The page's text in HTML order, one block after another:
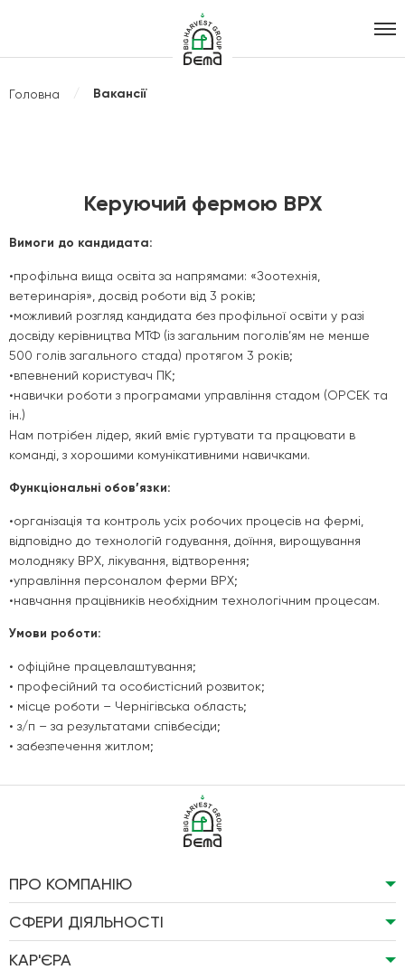
Головна Вакансії
Керуючий фермою ВРХ
Вимоги до кандидата:
•профільна вища освіта за напрямами: «Зоотехнія,
ветеринарія», досвід роботи від 3 років;
•можливий розгляд кандидата без профільної освіти у разі
досвіду керівництва МТФ (із загальним поголів’ям не менше
500 голів загального стада) протягом 3 років;
•впевнений користувач ПК;
•навички роботи з програмами управління стадом (ОРСЕК та
ін.)
Нам потрібен лідер, який вміє гуртувати та працювати в
команді, з хорошими комунікативними навичками.
Функціональні обов’язки:
•організація та контроль усіх робочих процесів на фермі,
відповідно до технологій годування, доїння, вирощування
молодняку ВРХ, лікування, відтворення;
•управління персоналом ферми ВРХ;
•навчання працівників необхідним технологічним процесам.
Умови роботи:
• офіційне працевлаштування;
• професійний та особистісний розвиток;
• місце роботи – Чернігівська область;
• з/п – за результатами співбесіди;
• забезпечення житлом;
ПРО КОМПАНІЮ
СФЕРИ ДІЯЛЬНОСТІ
КАР'ЄРА